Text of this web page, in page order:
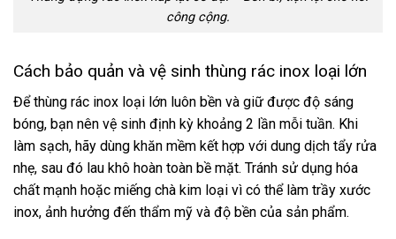
công cộng.
Cách bảo quản và vệ sinh thùng rác inox loại lớn
Để thùng rác inox loại lớn luôn bền và giữ được độ sáng
bóng, bạn nên vệ sinh định kỳ khoảng 2 lần mỗi tuần. Khi
làm sạch, hãy dùng khăn mềm kết hợp với dung dịch tẩy rửa
nhẹ, sau đó lau khô hoàn toàn bề mặt. Tránh sử dụng hóa
chất mạnh hoặc miếng chà kim loại vì có thể làm trầy xước
inox, ảnh hưởng đến thẩm mỹ và độ bền của sản phẩm.